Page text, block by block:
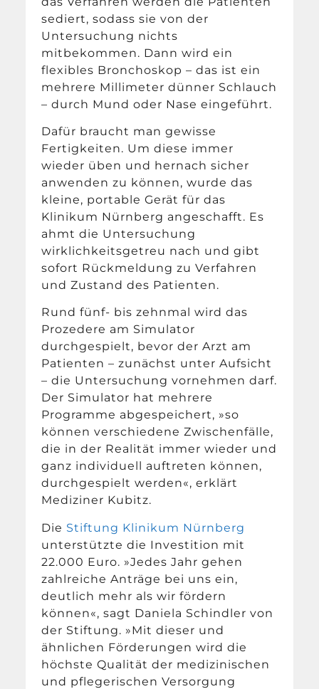
sediert, sodass sie von der
Untersuchung nichts
mitbekommen. Dann wird ein
flexibles Bronchoskop – das ist ein
mehrere Millimeter dünner Schlauch
– durch Mund oder Nase eingeführt.
Dafür braucht man gewisse
Fertigkeiten. Um diese immer
wieder üben und hernach sicher
anwenden zu können, wurde das
kleine, portable Gerät für das
Klinikum Nürnberg angeschafft. Es
ahmt die Untersuchung
wirklichkeitsgetreu nach und gibt
sofort Rückmeldung zu Verfahren
und Zustand des Patienten.
Rund fünf- bis zehnmal wird das
Prozedere am Simulator
durchgespielt, bevor der Arzt am
Patienten – zunächst unter Aufsicht
– die Untersuchung vornehmen darf.
Der Simulator hat mehrere
Programme abgespeichert, »so
können verschiedene Zwischenfälle,
die in der Realität immer wieder und
ganz individuell auftreten können,
durchgespielt werden«, erklärt
Mediziner Kubitz.
Die Stiftung Klinikum Nürnberg
unterstützte die Investition mit
22.000 Euro. »Jedes Jahr gehen
zahlreiche Anträge bei uns ein,
deutlich mehr als wir fördern
können«, sagt Daniela Schindler von
der Stiftung. »Mit dieser und
ähnlichen Förderungen wird die
höchste Qualität der medizinischen
und pflegerischen Versorgung